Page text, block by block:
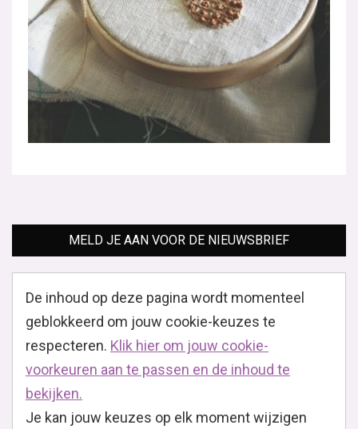
MELD JE AAN VOOR DE NIEUWSBRIEF
De inhoud op deze pagina wordt momenteel
geblokkeerd om jouw cookie-keuzes te
respecteren. Klik hier om jouw cookie-
voorkeuren aan te passen en de inhoud te
bekijken.
Je kan jouw keuzes op elk moment wijzigen